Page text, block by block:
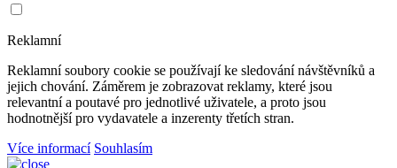
Reklamní
Reklamní soubory cookie se používají ke sledování návštěvníků a
jejich chování. Záměrem je zobrazovat reklamy, které jsou
relevantní a poutavé pro jednotlivé uživatele, a proto jsou
hodnotnější pro vydavatele a inzerenty třetích stran.
Více informací Souhlasím